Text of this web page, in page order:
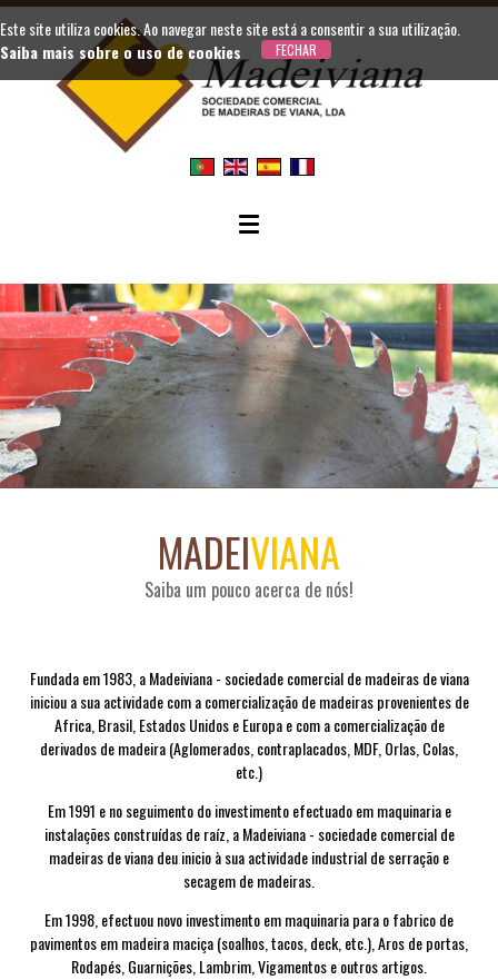
MADEIVIANA
Saiba um pouco acerca de nós!
Fundada em 1983, a Madeiviana - sociedade comercial de madeiras de viana
iniciou a sua actividade com a comercialização de madeiras provenientes de
Africa, Brasil, Estados Unidos e Europa e com a comercialização de
derivados de madeira (Aglomerados, contraplacados, MDF, Orlas, Colas,
etc.)
Em 1991 e no seguimento do investimento efectuado em maquinaria e
instalações construídas de raíz, a Madeiviana - sociedade comercial de
madeiras de viana deu inicio à sua actividade industrial de serração e
secagem de madeiras.
Em 1998, efectuou novo investimento em maquinaria para o fabrico de
pavimentos em madeira maciça (soalhos, tacos, deck, etc.), Aros de portas,
Rodapés, Guarnições, Lambrim, Vigamentos e outros artigos.
Este site utiliza cookies. Ao navegar neste site está a consentir a sua utilização.
Saiba mais sobre o uso de cookies